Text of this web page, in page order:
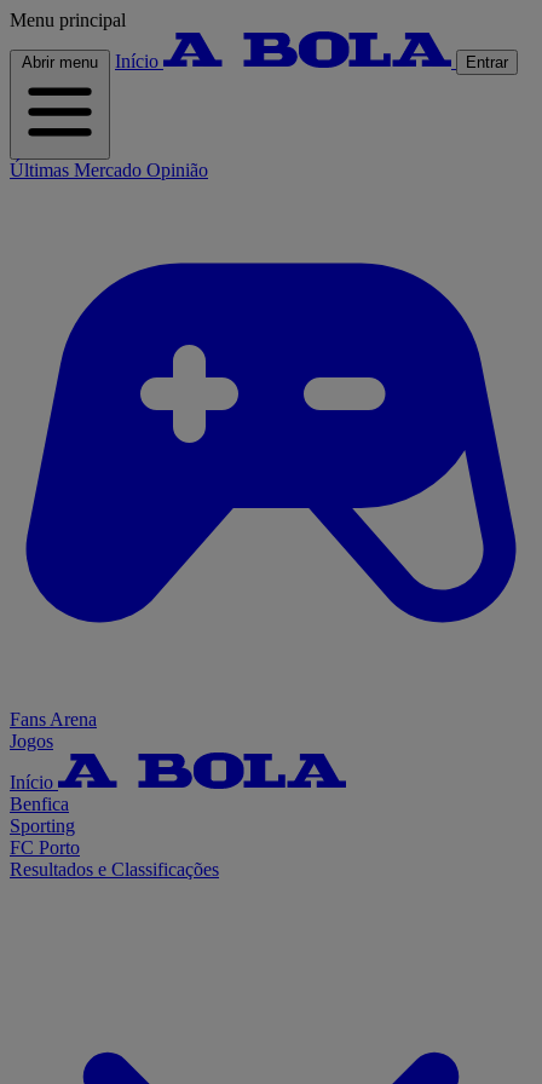
Menu principal
Abrir menu Início Entrar
Últimas Mercado Opinião
Fans Arena
Jogos
Início
Benfica
Sporting
FC Porto
Resultados e Classificações